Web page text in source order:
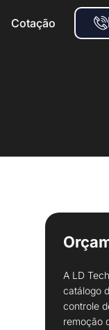
Cotação
A LD
catálogo
controle
remoção